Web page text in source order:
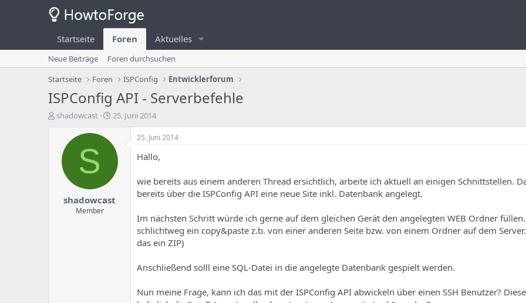
Startseite Foren Aktuelles
Neue Beiträge
Foren durchsuchen
Startseite
Foren ISPConfig Entwicklerforum
ISPConfig API - Serverbefehle
E
shadowcast
E
t
l
n
25. Juni 2014
S
shadowcast
Member
25. Juni 2014
Hallo,
wie bereits aus einem anderen Thread ersichtlich, arbeite ich aktuell an einigen Schnittstellen.
bereits über die ISPConfig API eine neue Site inkl. Datenbank angelegt.
Im nächsten Schritt würde ich gerne auf dem gleichen Gerät den angelegten WEB Ordner
schlichtweg ein copy&paste z.b. von einer anderen Seite bzw. von einem Ordner auf dem
das ein ZIP)
Anschließend solll eine SQL-Datei in die angelegte Datenbank gespielt werden.
Nun meine Frage, kann ich das mit der ISPConfig API abwickeln über einen SSH Benutzer?